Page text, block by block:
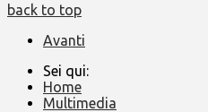
back to top
Avanti
Sei qui:
Home
Multimedia